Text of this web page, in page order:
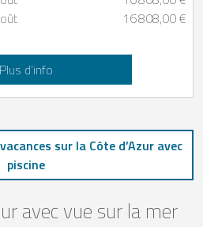
16 808,00 €
Plus d’info
sur la Côte d’Azur avec
piscine
avec vue sur la mer